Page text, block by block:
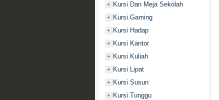
+ Kursi Dan Meja Sekolah
+ Kursi Gaming
+ Kursi Hadap
+ Kursi Kantor
+ Kursi Kuliah
+ Kursi Lipat
+ Kursi Susun
+ Kursi Tunggu